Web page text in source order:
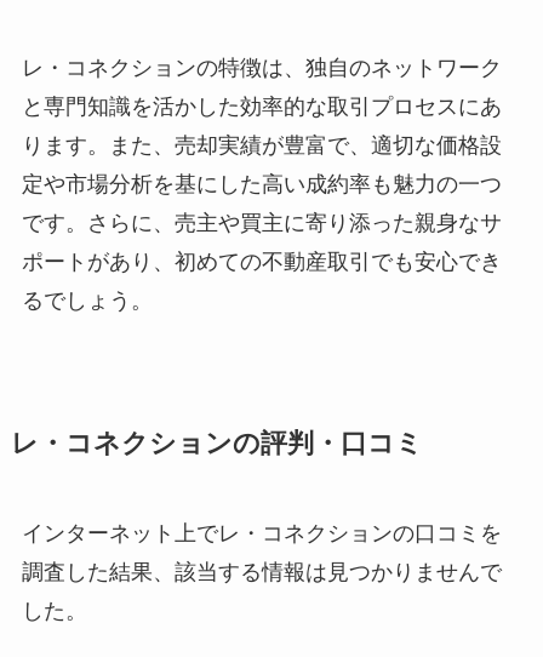
レ・コネクションの特徴は、独自のネットワーク
と専門知識を活かした効率的な取引プロセスにあ
ります。また、売却実績が豊富で、適切な価格設
定や市場分析を基にした高い成約率も魅力の一つ
です。さらに、売主や買主に寄り添った親身なサ
ポートがあり、初めての不動産取引でも安心でき
るでしょう。
レ・コネクションの評判・口コミ
インターネット上でレ・コネクションの口コミを
調査した結果、該当する情報は見つかりませんで
した。